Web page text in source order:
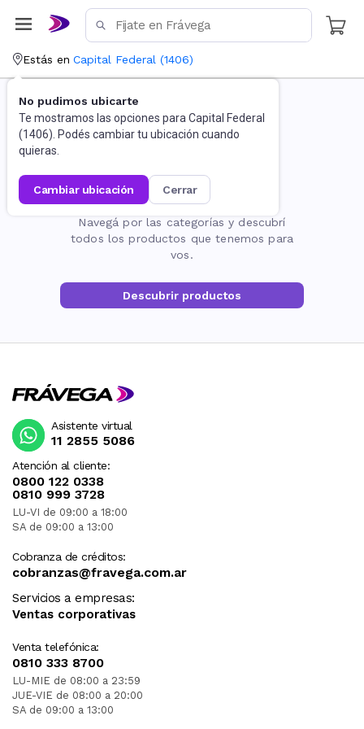
Estás en Capital Federal (1406)
No pudimos ubicarte
Te mostramos las opciones para Capital Federal
(1406). Podés cambiar tu ubicación cuando
quieras.
cambiar ubicación cerrar
La página no existe
Navegá por las categorías y descubrí
todos los productos que tenemos para
vos.
Descubrir productos
Atención al cliente:
0800 122 0338
0810 999 3728
LU-VI de 09:00 a 18:00
SA de 09:00 a 13:00
Cobranza de créditos:
cobranzas@fravega.com.ar
Servicios a empresas:
Ventas corporativas
Venta telefónica:
0810 333 8700
LU-MIE de 08:00 a 23:59
JUE-VIE de 08:00 a 20:00
SA de 09:00 a 13:00
Asistente virtual
11 2855 5086